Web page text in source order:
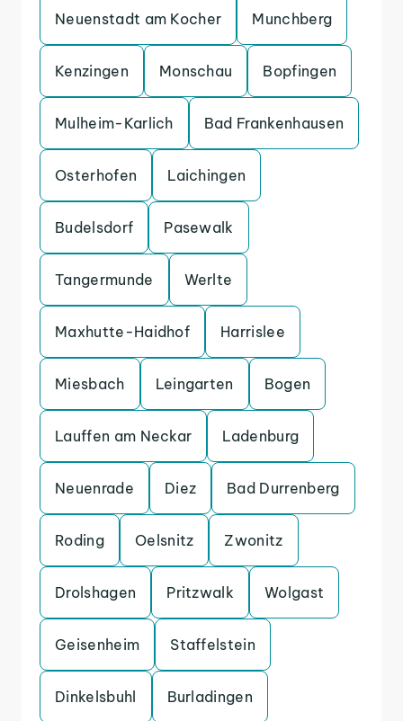
Neuenstadt am Kocher Munchberg
Kenzingen Monschau Bopfingen
Mulheim-Karlich Bad Frankenhausen
Osterhofen Laichingen
Budelsdorf Pasewalk
Tangermunde Werlte
Maxhutte-Haidhof Harrislee
Miesbach Leingarten Bogen
Lauffen am Neckar Ladenburg
Neuenrade Diez Bad Durrenberg
Roding Oelsnitz Zwonitz
Drolshagen Pritzwalk Wolgast
Geisenheim Staffelstein
Dinkelsbuhl Burladingen